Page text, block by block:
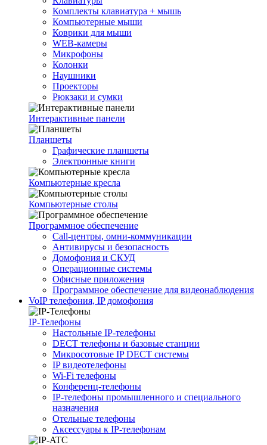
Комплекты клавиатура + мышь
Компьютерные мыши
Коврики для мыши
WEB-камеры
Микрофоны
Колонки
Наушники
Проекторы
Рюкзаки и сумки
Интерактивные панели
Планшеты
Графические планшеты
Электронные книги
Компьютерные кресла
Компьютерные столы
Программное обеспечение
Call-центры, омни-коммуникации
Антивирусы и безопасность
Домофония и СКУД
Операционные системы
Офисные приложения
Программное обеспечение для видеонаблюдения
VoIP телефония, IP домофония
IP-Телефоны
Настольные IP-телефоны
DECT телефоны и базовые станции
Микросотовые IP DECT системы
IP видеотелефоны
Wi-Fi телефоны
Конференц-телефоны
IP-телефоны промышленного и специального
назначения
Отельные телефоны
Аксессуары к IP-телефонам